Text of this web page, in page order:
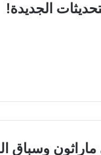
الجديدة!
وسباق